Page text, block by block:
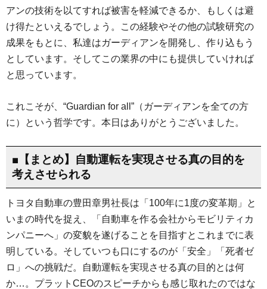
アンの技術を以てすれば被害を軽減できるか、もしくは避
け得たといえるでしょう。この経験やその他の試験研究の
成果をもとに、私達はガーディアンを開発し、作り込もう
としています。そしてこの業界の中にも提供していければ
と思っています。
これこそが、“Guardian for all”（ガーディアンを全ての方
に）という哲学です。本日はありがとうございました。
■【まとめ】自動運転を実現させる真の目的を
考えさせられる
トヨタ自動車の豊田章男社長は「100年に1度の変革期」と
いまの時代を捉え、「自動車を作る会社からモビリティカ
ンパニーへ」の変貌を遂げることを目指すとこれまでに表
明している。そしていつも口にするのが「安全」「死者ゼ
ロ」への挑戦だ。自動運転を実現させる真の目的とは何
か…。プラットCEOのスピーチからも感じ取れたのではな